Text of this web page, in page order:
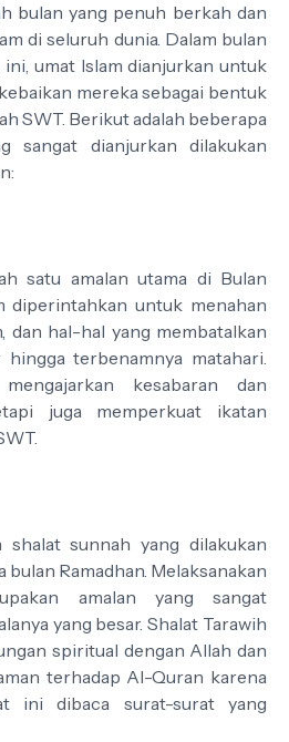
bulan yang penuh berkah dan
di seluruh dunia. Dalam bulan
umat Islam dianjurkan untuk
mereka sebagai bentuk
SWT. Berikut adalah beberapa
sangat dianjurkan dilakukan
satu amalan utama di Bulan
diperintahkan untuk menahan
dan hal-hal yang membatalkan
terbenamnya matahari.
kesabaran dan
juga memperkuat ikatan
shalat sunnah yang dilakukan
bulan Ramadhan. Melaksanakan
amalan yang sangat
yang besar. Shalat Tarawih
spiritual dengan Allah dan
terhadap Al-Quran karena
ini dibaca surat-surat yang